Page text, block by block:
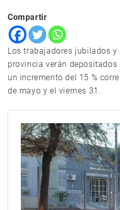
Compartir
Los trabajadores jubilados
provincia verán
un incremento del 15 %
de mayo y el viernes 31.